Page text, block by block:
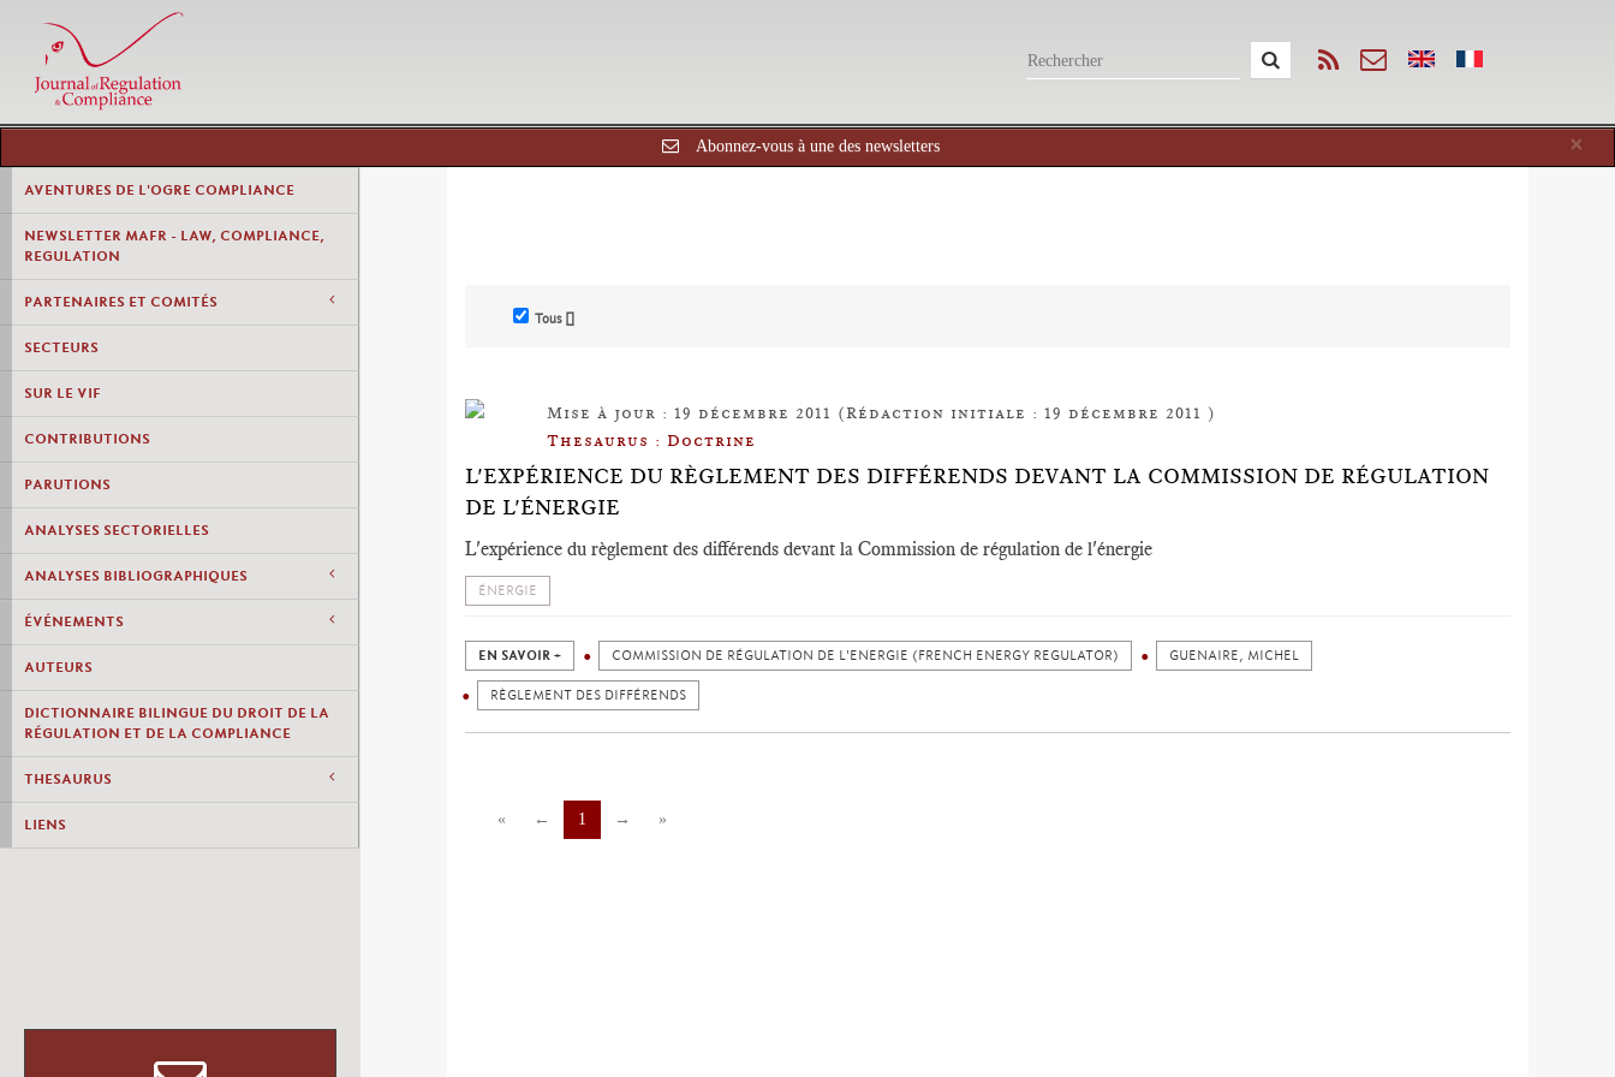
×
Abonnez-vous à une des newsletters
AVENTURES DE L'OGRE COMPLIANCE
NEWSLETTER MAFR - LAW, COMPLIANCE,
REGULATION
PARTENAIRES ET COMITÉS
SECTEURS
SUR LE VIF
CONTRIBUTIONS
PARUTIONS
ANALYSES SECTORIELLES
ANALYSES BIBLIOGRAPHIQUES
ÉVÉNEMENTS
AUTEURS
DICTIONNAIRE BILINGUE DU DROIT DE LA
RÉGULATION ET DE LA COMPLIANCE
THESAURUS
LIENS
Tous []
Mise à jour : 19 décembre 2011 (Rédaction initiale : 19 décembre 2011 )
Thesaurus : Doctrine
L'EXPÉRIENCE DU RÈGLEMENT DES DIFFÉRENDS DEVANT LA COMMISSION DE RÉGULATION
DE L'ÉNERGIE
L'expérience du règlement des différends devant la Commission de régulation de l'énergie
ÉNERGIE
EN SAVOIR + COMMISSION DE RÉGULATION DE L'ENERGIE (FRENCH ENERGY REGULATOR) GUENAIRE, MICHEL
RÈGLEMENT DES DIFFÉRENDS
« ← 1 → »